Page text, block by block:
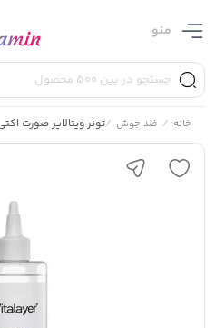
منو
خانه / ضد جوش /تونر ویتالایر صورت